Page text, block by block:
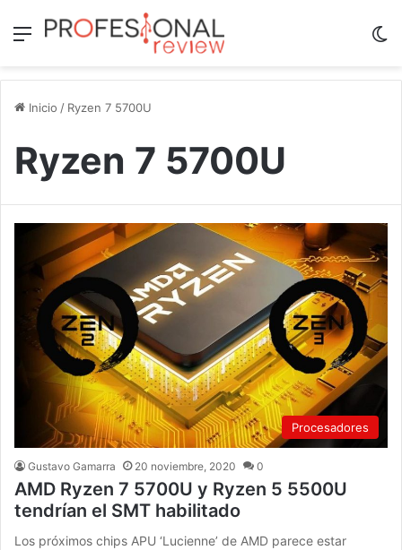
Menú
Inicio / Ryzen 7 5700U
Ryzen 7 5700U
Procesadores
Gustavo Gamarra 20 noviembre, 2020 0
AMD Ryzen 7 5700U y Ryzen 5 5500U
tendrían el SMT habilitado
Los próximos chips APU ‘Lucienne’ de AMD parece estar